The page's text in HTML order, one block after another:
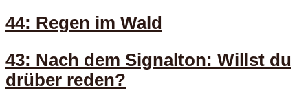
44: Regen im Wald
43: Nach dem Signalton: Willst du
drüber reden?